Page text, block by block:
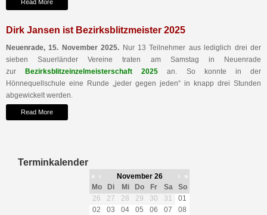
Read More
Dirk Jansen ist Bezirksblitzmeister 2025
Neuenrade, 15. November 2025. Nur 13 Teilnehmer aus lediglich drei der
sieben Sauerländer Vereine traten am Samstag in Neuenrade
zur
Bezirksblitzeinzelmeisterschaft 2025 an. So konnte in der
Hönnequellschule eine Runde „jeder gegen jeden“ in knapp drei Stunden
abgewickelt werden.
Read More
Terminkalender
« ‹ November 26 ›
»
Mo
Di Mi Do Fr Sa
So
26
27 28 29 30 31
01
02
03 04 05 06 07
08